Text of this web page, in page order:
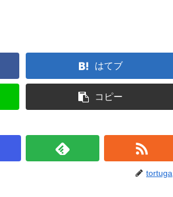
はてブ
コピー
tortuga